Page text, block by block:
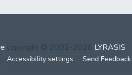
copyright © 2002-2026 LYRASIS
Accessibility settings Send Feedback